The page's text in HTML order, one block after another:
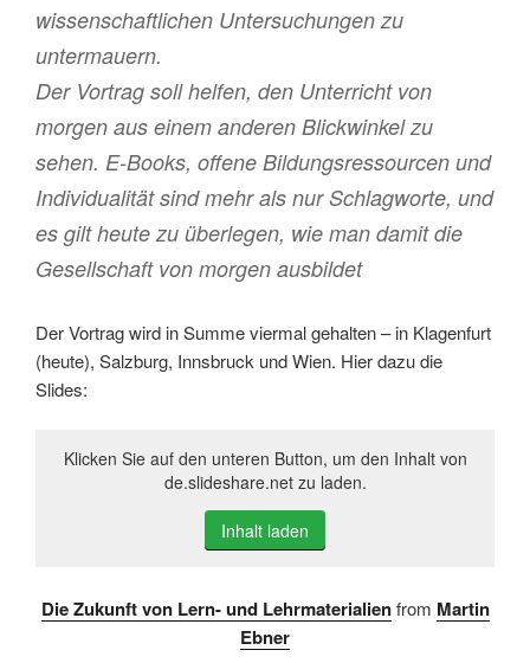
wissenschaftlichen Untersuchungen zu
untermauern.
Der Vortrag soll helfen, den Unterricht von
morgen aus einem anderen Blickwinkel zu
sehen. E-Books, offene Bildungsressourcen und
Individualität sind mehr als nur Schlagworte, und
es gilt heute zu überlegen, wie man damit die
Gesellschaft von morgen ausbildet
Der Vortrag wird in Summe viermal gehalten – in Klagenfurt
(heute), Salzburg, Innsbruck und Wien. Hier dazu die
Slides:
Klicken Sie auf den unteren Button, um den Inhalt von
de.slideshare.net zu laden.
Inhalt laden
Die Zukunft von Lern- und Lehrmaterialien from Martin
Ebner